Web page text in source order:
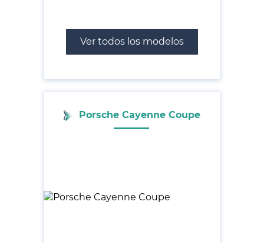
Ver todos los modelos
Porsche Cayenne Coupe